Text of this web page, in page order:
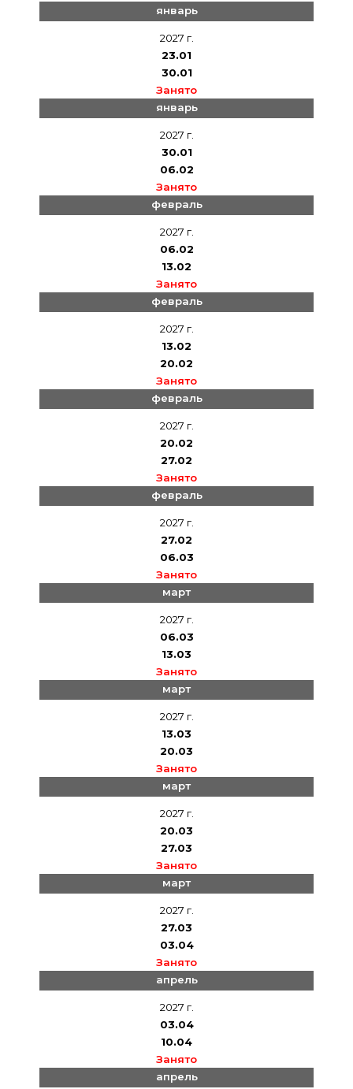
январь
2027 г.
23.01
30.01
Занято
январь
2027 г.
30.01
06.02
Занято
февраль
2027 г.
06.02
13.02
Занято
февраль
2027 г.
13.02
20.02
Занято
февраль
2027 г.
20.02
27.02
Занято
февраль
2027 г.
27.02
06.03
Занято
март
2027 г.
06.03
13.03
Занято
март
2027 г.
13.03
20.03
Занято
март
2027 г.
20.03
27.03
Занято
март
2027 г.
27.03
03.04
Занято
апрель
2027 г.
03.04
10.04
Занято
апрель